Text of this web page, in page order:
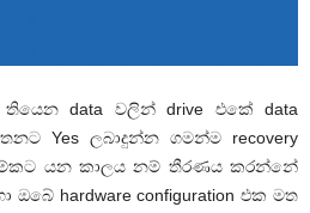
data වලින් drive එකේ data
Yes ලබාදුන්න ගමන්ම recovery
යන කාලය නම් තීරණය කරන්නේ
ඔබේ hardware configuration එක මත